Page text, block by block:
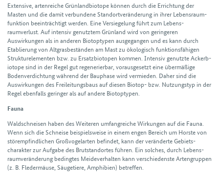
Extensive, arten­reiche Grün­land­biotope können durch die Errichtung der
Masten und die damit verbundene Stand­ort­veränderung in ihrer Lebens­raum­
funktion beein­trächtigt werden. Eine Versiegelung führt zum Lebens­
raumverlust. Auf intensiv genutztem Grün­land wird von geringeren
Auswirkungen als in anderen Biotop­typen ausgegangen und es kann durch
Etablierung von Alt­gras­beständen am Mast zu ökologisch funktions­fähigen
Struktur­elementen bzw. zu Ersatz­biotopen kommen. Intensiv genutzte Ackerb­
iotope sind in der Regel gut regenerier­bar, voraus­gesetzt eine über­mäßige
Boden­verdichtung während der Bau­phase wird vermieden. Daher sind die
Auswirkungen des Frei­leitungs­baus auf diesen Biotop- bzw. Nutzungs­typ in der
Regel ebenfalls geringer als auf andere Biotop­typen.
Fauna
Wald­schneisen haben des Weiteren umfang­reiche Wirkungen auf die Fauna.
Wenn sich die Schneise beispiels­weise in einem engen Bereich um Horste von
stör­empfind­lichen Groß­vogel­arten befindet, kann der veränderte Gebiets­
charakter zur Aufgabe des Brut­stand­ortes führen. Ein solches, durch Lebens­
raum­veränderung bedingtes Meide­verhalten kann verschiedenste Arten­gruppen
(z. B. Fleder­mäuse, Säuge­tiere, Amphibien) betreffen.